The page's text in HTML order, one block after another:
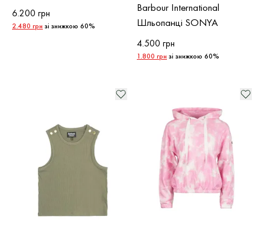
6.200 грн
2.480 грн зі знижкою 60%
Barbour International
Шльопанці SONYA
4.500 грн
1.800 грн зі знижкою 60%